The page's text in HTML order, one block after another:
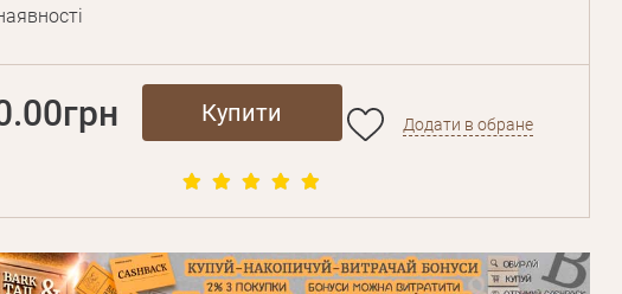
Купити Додати в обране